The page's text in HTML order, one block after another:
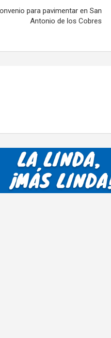
tirpara pavimentar en San
Antonio de los Cobres